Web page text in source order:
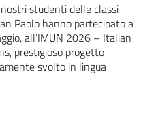
studenti delle classi
Paolo hanno partecipato a
all’IMUN 2026 – Italian
prestigioso progetto
svolto in lingua